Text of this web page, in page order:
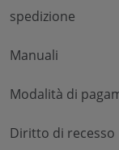
spedizione
Manuali
Modalità di
Diritto di recesso